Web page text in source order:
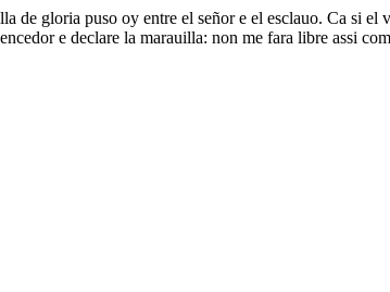
de gloria puso oy entre el señor e el esclauo. Ca si
e declare la marauilla: non me fara libre assi